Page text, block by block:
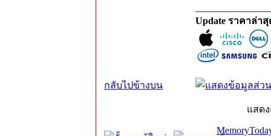
Update ราคาล่า
กลับไปข้างบน
แสด